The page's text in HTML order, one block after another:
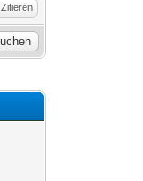
Zitieren